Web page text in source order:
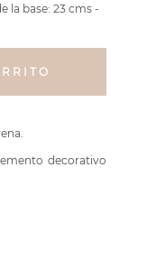
la base: 23 cms -
decorativo